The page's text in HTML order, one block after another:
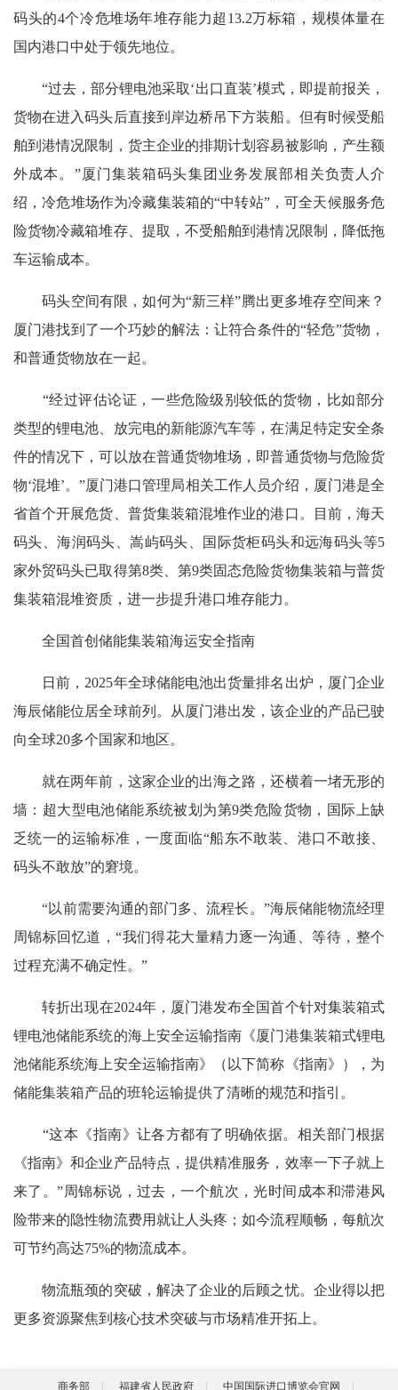
码头的4个冷危堆场年堆存能力超13.2万标箱，规模体量在
国内港口中处于领先地位。
“过去，部分锂电池采取‘出口直装’模式，即提前报关，
货物在进入码头后直接到岸边桥吊下方装船。但有时候受船
舶到港情况限制，货主企业的排期计划容易被影响，产生额
外成本。”厦门集装箱码头集团业务发展部相关负责人介
绍，冷危堆场作为冷藏集装箱的“中转站”，可全天候服务危
险货物冷藏箱堆存、提取，不受船舶到港情况限制，降低拖
车运输成本。
码头空间有限，如何为“新三样”腾出更多堆存空间来？
厦门港找到了一个巧妙的解法：让符合条件的“轻危”货物，
和普通货物放在一起。
“经过评估论证，一些危险级别较低的货物，比如部分
类型的锂电池、放完电的新能源汽车等，在满足特定安全条
件的情况下，可以放在普通货物堆场，即普通货物与危险货
物‘混堆’。”厦门港口管理局相关工作人员介绍，厦门港是全
省首个开展危货、普货集装箱混堆作业的港口。目前，海天
码头、海润码头、嵩屿码头、国际货柜码头和远海码头等5
家外贸码头已取得第8类、第9类固态危险货物集装箱与普货
集装箱混堆资质，进一步提升港口堆存能力。
全国首创储能集装箱海运安全指南
日前，2025年全球储能电池出货量排名出炉，厦门企业
海辰储能位居全球前列。从厦门港出发，该企业的产品已驶
向全球20多个国家和地区。
就在两年前，这家企业的出海之路，还横着一堵无形的
墙：超大型电池储能系统被划为第9类危险货物，国际上缺
乏统一的运输标准，一度面临“船东不敢装、港口不敢接、
码头不敢放”的窘境。
“以前需要沟通的部门多、流程长。”海辰储能物流经理
周锦标回忆道，“我们得花大量精力逐一沟通、等待，整个
过程充满不确定性。”
转折出现在2024年，厦门港发布全国首个针对集装箱式
锂电池储能系统的海上安全运输指南《厦门港集装箱式锂电
池储能系统海上安全运输指南》（以下简称《指南》），为
储能集装箱产品的班轮运输提供了清晰的规范和指引。
“这本《指南》让各方都有了明确依据。相关部门根据
《指南》和企业产品特点，提供精准服务，效率一下子就上
来了。”周锦标说，过去，一个航次，光时间成本和滞港风
险带来的隐性物流费用就让人头疼；如今流程顺畅，每航次
可节约高达75%的物流成本。
物流瓶颈的突破，解决了企业的后顾之忧。企业得以把
更多资源聚焦到核心技术突破与市场精准开拓上。
商务部 福建省人民政府 中国国际进口博览会官网